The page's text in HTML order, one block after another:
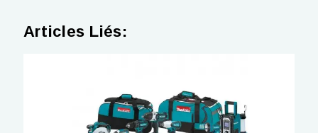
Articles Liés: